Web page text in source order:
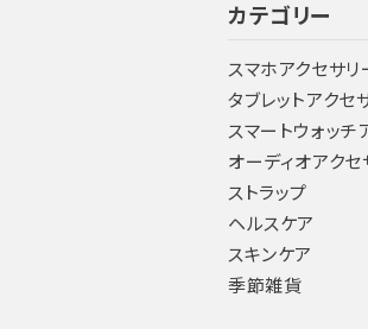
カテゴリー
スマホアクセサリ
タブレットアクセ
スマートウォッチ
オーディオアクセ
ストラップ
ヘルスケア
スキンケア
季節雑貨